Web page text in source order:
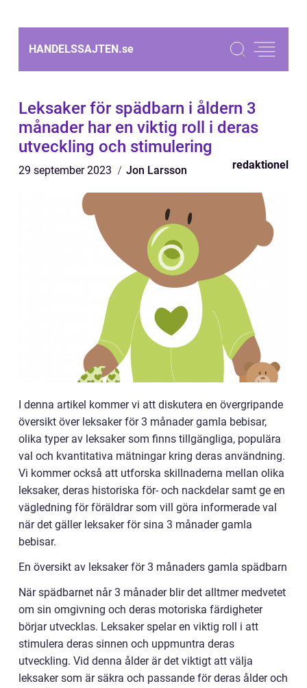
HANDELSSAJTEN.se
Leksaker för spädbarn i åldern 3
månader har en viktig roll i deras
utveckling och stimulering
29 september 2023 Jon Larsson redaktionel
I denna artikel kommer vi att diskutera en övergripande
översikt över leksaker för 3 månader gamla bebisar,
olika typer av leksaker som finns tillgängliga, populära
val och kvantitativa mätningar kring deras användning.
Vi kommer också att utforska skillnaderna mellan olika
leksaker, deras historiska för- och nackdelar samt ge en
vägledning för föräldrar som vill göra informerade val
när det gäller leksaker för sina 3 månader gamla
bebisar.
En översikt av leksaker för 3 månaders gamla spädbarn
När spädbarnet når 3 månader blir det alltmer medvetet
om sin omgivning och deras motoriska färdigheter
börjar utvecklas. Leksaker spelar en viktig roll i att
stimulera deras sinnen och uppmuntra deras
utveckling. Vid denna ålder är det viktigt att välja
leksaker som är säkra och passande för deras ålder och